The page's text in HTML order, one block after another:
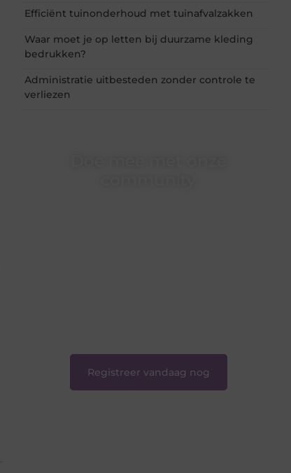
Efficiënt tuinonderhoud met tuinafvalzakken
Waar moet je op letten bij duurzame kleding
bedrukken?
Administratie uitbesteden zonder controle te
verliezen
Registreer vandaag nog